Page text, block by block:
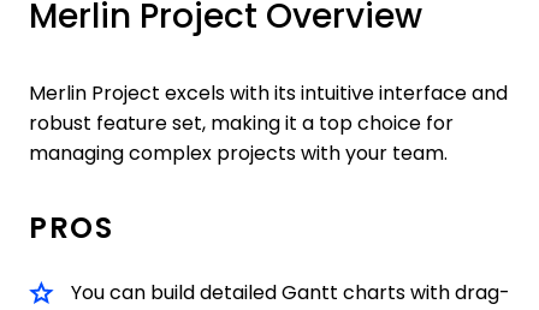
Merlin Project Overview
Merlin Project excels with its intuitive interface and
robust feature set, making it a top choice for
managing complex projects with your team.
PROS
You can build detailed Gantt charts with drag-